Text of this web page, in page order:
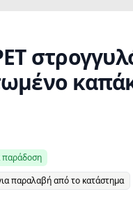
παράδοση
παραλαβή από το κατάστημα